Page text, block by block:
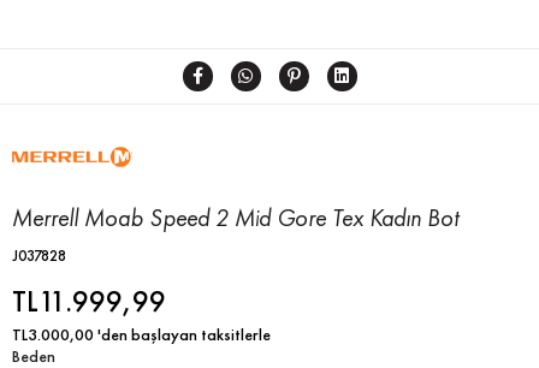
Merrell Moab Speed 2 Mid Gore Tex Kadın Bot
J037828
TL11.999,99
TL3.000,00 'den başlayan taksitlerle
Beden